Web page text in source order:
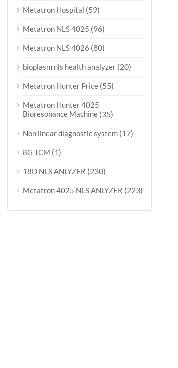
Metatron Hospital (59)
Metatron NLS 4025 (96)
Metatron NLS 4026 (80)
bioplasm nls health analyzer (20)
Metatron Hunter Price (55)
Metatron Hunter 4025
Bioresonance Machine (35)
Non linear diagnostic system (17)
8G TCM (1)
18D NLS ANLYZER (230)
Metatron 4025 NLS ANLYZER (223)